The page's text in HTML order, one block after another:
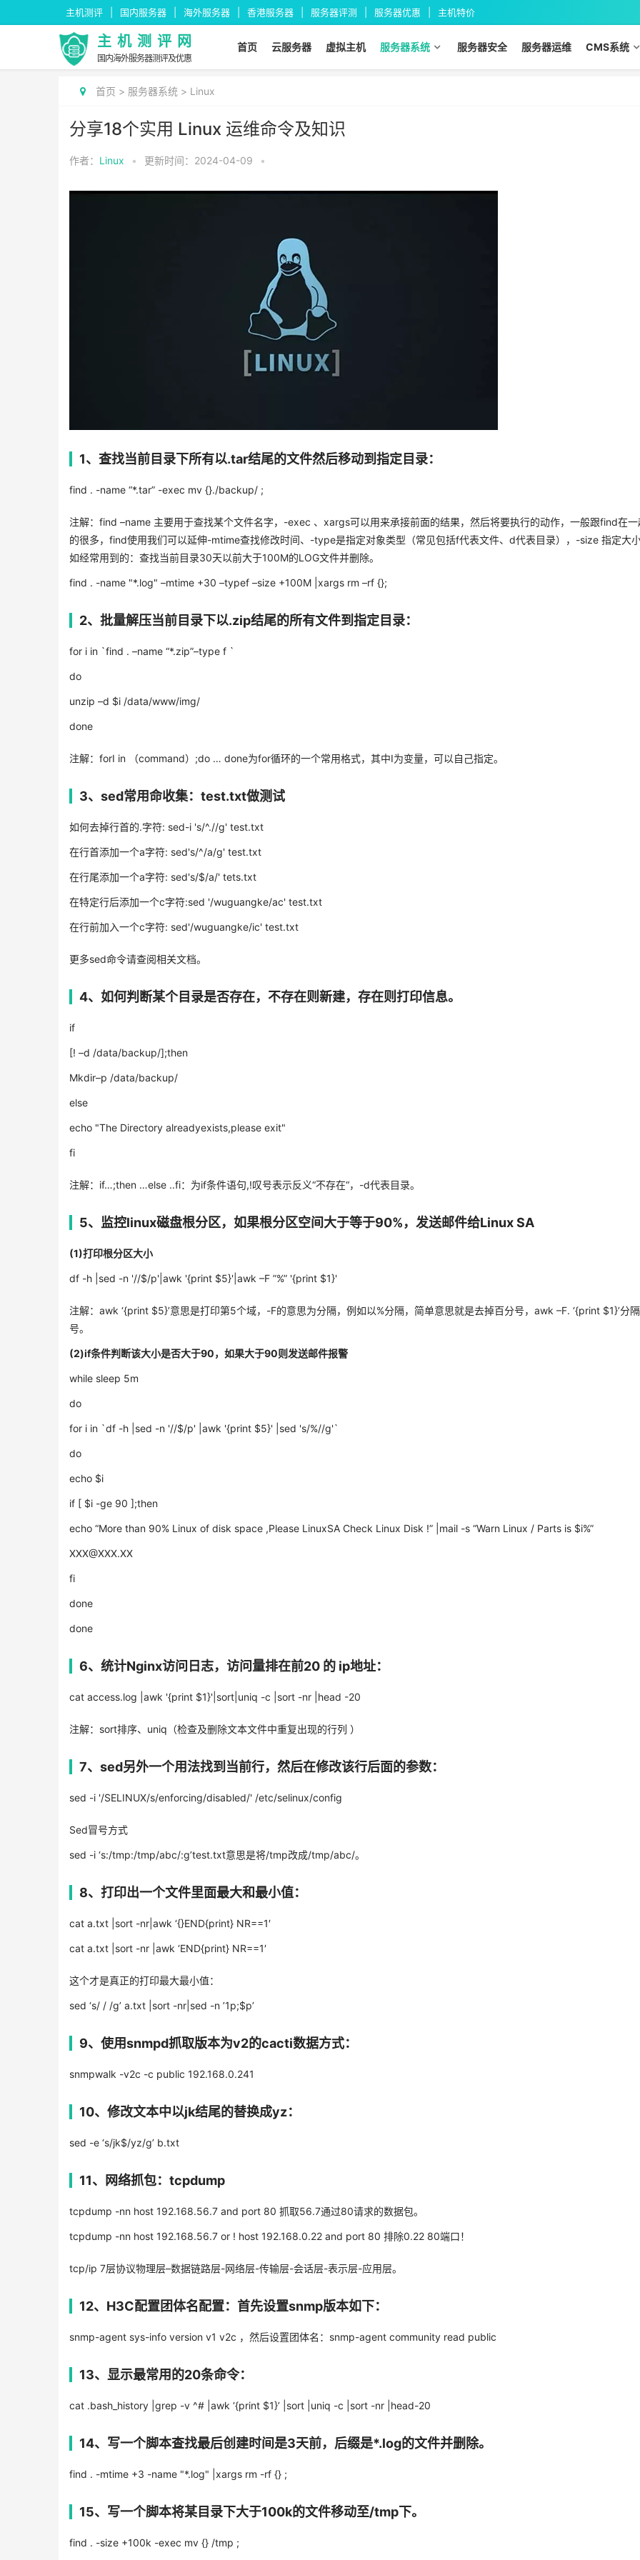
主机测评 国内服务器 海外服务器 香港服务器 服务器评测 服务器优惠 主机特价
主机测评网
国内海外服务器测评及优惠
首页 云服务器 虚拟主机 服务器系统 服务器安全 服务器运维 CMS系统
首页 > 服务器系统 > Linux
分享18个实用 Linux 运维命令及知识
作者： Linux • 更新时间：2024-04-09 •
1、查找当前目录下所有以.tar结尾的文件然后移动到指定目录：
find . -name “*.tar” -exec mv {}./backup/ ;
注解：find –name 主要用于查找某个文件名字，-exec 、xargs可以用来承接前面的结果，然后将要执行的动作，一般跟find在一
的很多，find使用我们可以延伸-mtime查找修改时间、-type是指定对象类型（常见包括f代表文件、d代表目录），-size 指定大
如经常用到的：查找当前目录30天以前大于100M的LOG文件并删除。
find . -name "*.log" –mtime +30 –typef –size +100M |xargs rm –rf {};
2、批量解压当前目录下以.zip结尾的所有文件到指定目录：
for i in `find . –name “*.zip”–type f `
do
unzip –d $i /data/www/img/
done
注解：forI in （command）;do … done为for循环的一个常用格式，其中I为变量，可以自己指定。
3、sed常用命收集：test.txt做测试
如何去掉行首的.字符: sed-i 's/^.//g' test.txt
在行首添加一个a字符: sed's/^/a/g' test.txt
在行尾添加一个a字符: sed's/$/a/' tets.txt
在特定行后添加一个c字符:sed '/wuguangke/ac' test.txt
在行前加入一个c字符: sed'/wuguangke/ic' test.txt
更多sed命令请查阅相关文档。
4、如何判断某个目录是否存在，不存在则新建，存在则打印信息。
if
[! –d /data/backup/];then
Mkdir–p /data/backup/
else
echo "The Directory alreadyexists,please exit"
fi
注解：if…;then …else ..fi：为if条件语句,!叹号表示反义“不存在“，-d代表目录。
5、监控linux磁盘根分区，如果根分区空间大于等于90%，发送邮件给Linux SA
(1)打印根分区大小
df -h |sed -n '//$/p'|awk '{print $5}'|awk –F ”%” '{print $1}'
注解：awk ‘{print $5}’意思是打印第5个域，-F的意思为分隔，例如以%分隔，简单意思就是去掉百分号，awk –F. ‘{print $1}’分
号。
(2)if条件判断该大小是否大于90，如果大于90则发送邮件报警
while sleep 5m
do
for i in `df -h |sed -n '//$/p' |awk '{print $5}' |sed 's/%//g'`
do
echo $i
if [ $i -ge 90 ];then
echo “More than 90% Linux of disk space ,Please LinuxSA Check Linux Disk !” |mail -s “Warn Linux / Parts is $i%”
XXX@XXX.XX
fi
done
done
6、统计Nginx访问日志，访问量排在前20 的 ip地址：
cat access.log |awk '{print $1}'|sort|uniq -c |sort -nr |head -20
注解：sort排序、uniq（检查及删除文本文件中重复出现的行列 ）
7、sed另外一个用法找到当前行，然后在修改该行后面的参数：
sed -i '/SELINUX/s/enforcing/disabled/' /etc/selinux/config
Sed冒号方式
sed -i ‘s:/tmp:/tmp/abc/:g’test.txt意思是将/tmp改成/tmp/abc/。
8、打印出一个文件里面最大和最小值：
cat a.txt |sort -nr|awk ‘{}END{print} NR==1′
cat a.txt |sort -nr |awk ‘END{print} NR==1′
这个才是真正的打印最大最小值：
sed ‘s/ / /g’ a.txt |sort -nr|sed -n ’1p;$p’
9、使用snmpd抓取版本为v2的cacti数据方式：
snmpwalk -v2c -c public 192.168.0.241
10、修改文本中以jk结尾的替换成yz：
sed -e ‘s/jk$/yz/g’ b.txt
11、网络抓包：tcpdump
tcpdump -nn host 192.168.56.7 and port 80 抓取56.7通过80请求的数据包。
tcpdump -nn host 192.168.56.7 or ! host 192.168.0.22 and port 80 排除0.22 80端口！
tcp/ip 7层协议物理层–数据链路层-网络层-传输层-会话层-表示层-应用层。
12、H3C配置团体名配置：首先设置snmp版本如下：
snmp-agent sys-info version v1 v2c ，然后设置团体名：snmp-agent community read public
13、显示最常用的20条命令：
cat .bash_history |grep -v ^# |awk ‘{print $1}’ |sort |uniq -c |sort -nr |head-20
14、写一个脚本查找最后创建时间是3天前，后缀是*.log的文件并删除。
find . -mtime +3 -name "*.log" |xargs rm -rf {} ;
15、写一个脚本将某目录下大于100k的文件移动至/tmp下。
find . -size +100k -exec mv {} /tmp ;